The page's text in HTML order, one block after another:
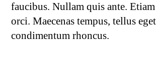
faucibus. Nullam quis ante.
orci. Maecenas tempus, tellus eget
condimentum rhoncus.